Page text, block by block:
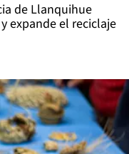
de Llanquihue
expande el reciclaje